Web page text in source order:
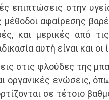
επιπτώσεις στην
μέθοδοι αφαίρεσης
και μερικές από
αυτή είναι και οι
στις φλούδες της
οργανικές ενώσεις,
σε τέτοιο